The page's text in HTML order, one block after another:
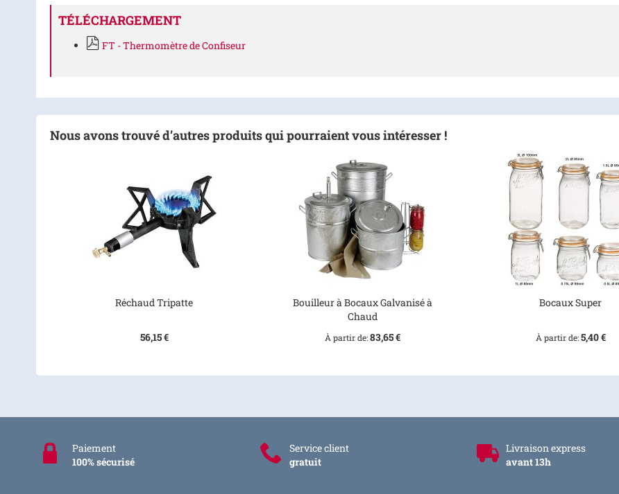
TÉLÉCHARGEMENT
FT - Thermomètre de Confiseur
Nous avons trouvé d’autres produits qui pourraient vous intéresser !
Réchaud Tripatte
56,15 €
Bouilleur à Bocaux Galvanisé à
Chaud
À partir de 83,65 €
Bocaux Super
À partir de 5,40 €
Paiement
100% sécurisé
Service client
gratuit
Livraison express
avant 13h